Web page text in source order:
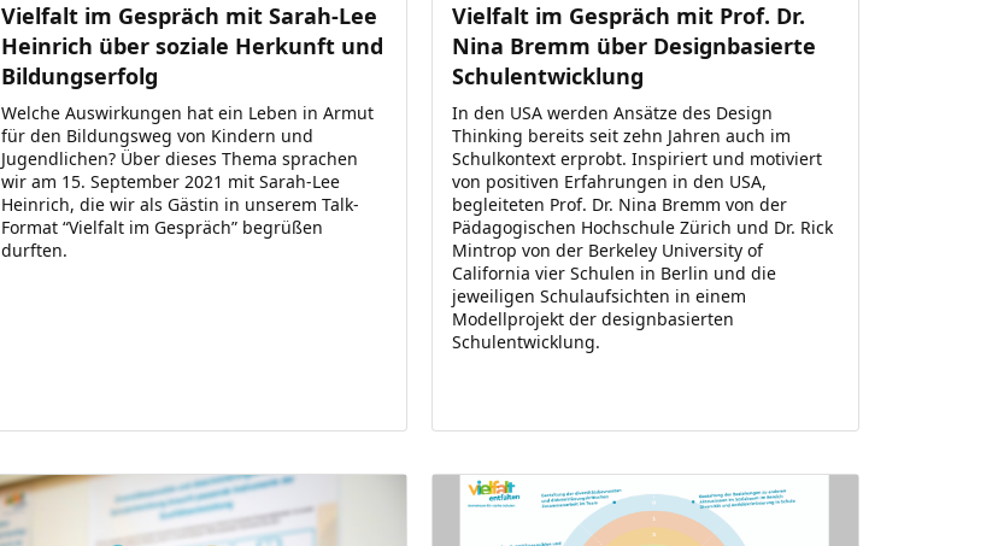
Vielfalt im Gespräch mit Sarah-Lee
Heinrich über soziale Herkunft und
Bildungserfolg
Welche Auswirkungen hat ein Leben in Armut
für den Bildungsweg von Kindern und
Jugendlichen? Über dieses Thema sprachen
wir am 15. September 2021 mit Sarah-Lee
Heinrich, die wir als Gästin in unserem Talk-
Format “Vielfalt im Gespräch” begrüßen
durften.
Vielfalt im Gespräch mit Prof. Dr.
Nina Bremm über Designbasierte
Schulentwicklung
In den USA werden Ansätze des Design
Thinking bereits seit zehn Jahren auch im
Schulkontext erprobt. Inspiriert und motiviert
von positiven Erfahrungen in den USA,
begleiteten Prof. Dr. Nina Bremm von der
Pädagogischen Hochschule Zürich und Dr. Rick
Mintrop von der Berkeley University of
California vier Schulen in Berlin und die
jeweiligen Schulaufsichten in einem
Modellprojekt der designbasierten
Schulentwicklung.